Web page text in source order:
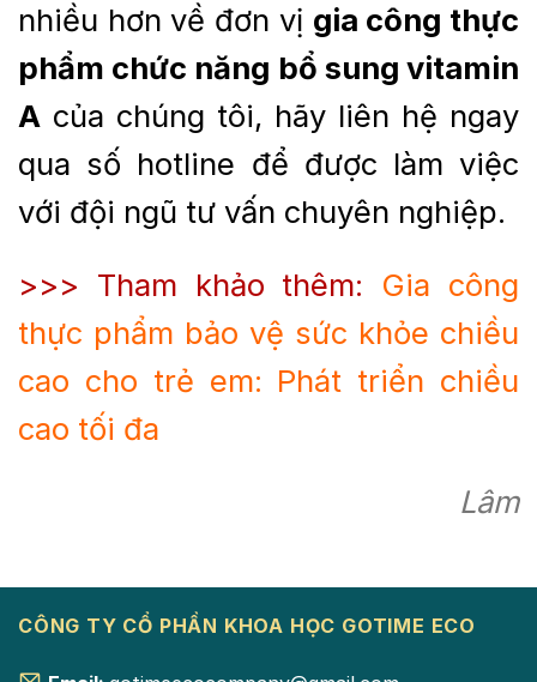
nhiều hơn về đơn vị gia công thực
phẩm chức năng bổ sung vitamin
A của chúng tôi, hãy liên hệ ngay
qua số hotline để được làm việc
với đội ngũ tư vấn chuyên nghiệp.
>>> Tham khảo thêm: Gia công
thực phẩm bảo vệ sức khỏe chiều
cao cho trẻ em: Phát triển chiều
cao tối đa
Lâm
CÔNG TY CỔ PHẦN KHOA HỌC GOTIME ECO